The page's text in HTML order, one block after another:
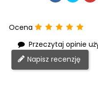
Ocena
Przeczytaj opinie
Napisz recenzję